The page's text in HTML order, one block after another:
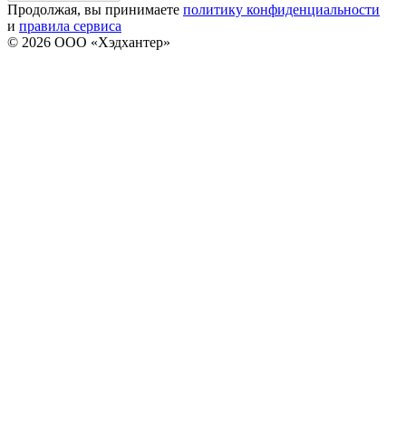
Продолжая, вы принимаете политику конфиденциальности
и правила сервиса
© 2026 ООО «Хэдхантер»